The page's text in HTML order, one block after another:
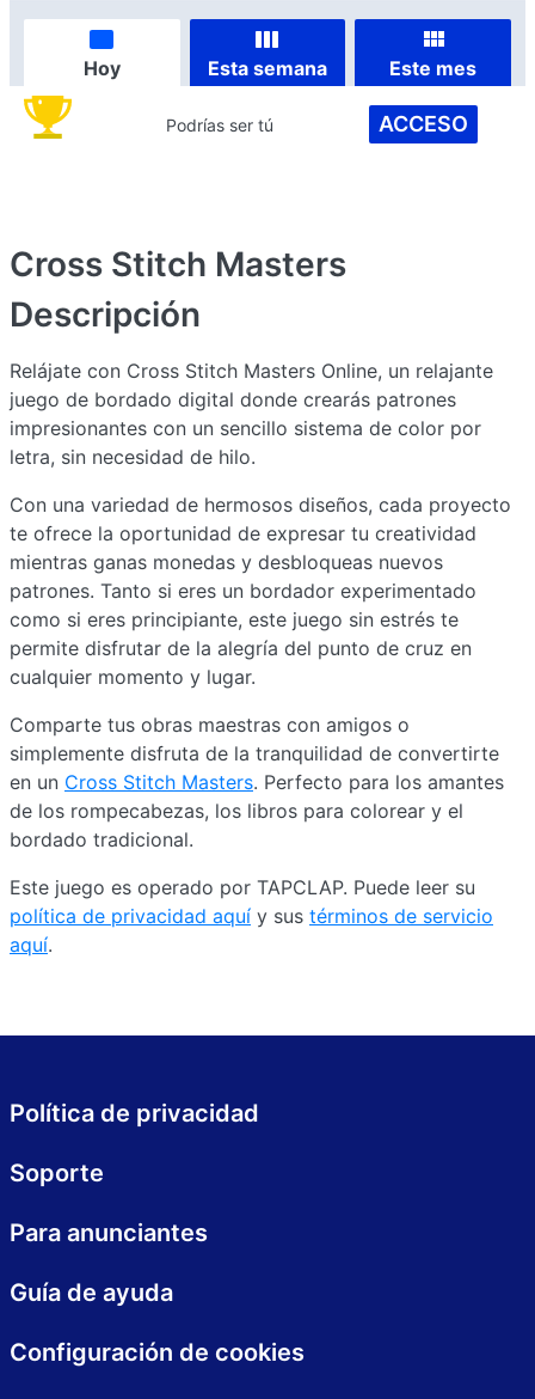
Hoy Esta semana Este mes
Podrías ser tú ACCESO
Cross Stitch Masters
Descripción
Relájate con Cross Stitch Masters Online, un relajante
juego de bordado digital donde crearás patrones
impresionantes con un sencillo sistema de color por
letra, sin necesidad de hilo.
Con una variedad de hermosos diseños, cada proyecto
te ofrece la oportunidad de expresar tu creatividad
mientras ganas monedas y desbloqueas nuevos
patrones. Tanto si eres un bordador experimentado
como si eres principiante, este juego sin estrés te
permite disfrutar de la alegría del punto de cruz en
cualquier momento y lugar.
Comparte tus obras maestras con amigos o
simplemente disfruta de la tranquilidad de convertirte
en un Cross Stitch Masters. Perfecto para los amantes
de los rompecabezas, los libros para colorear y el
bordado tradicional.
Este juego es operado por TAPCLAP. Puede leer su
política de privacidad aquí y sus términos de servicio
aquí.
Política de privacidad
Soporte
Para anunciantes
Guía de ayuda
Configuración de cookies